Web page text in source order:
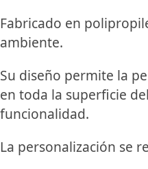
Fabricado en
ambiente.
Su diseño permite la
en toda la superficie
funcionalidad.
La personalización se